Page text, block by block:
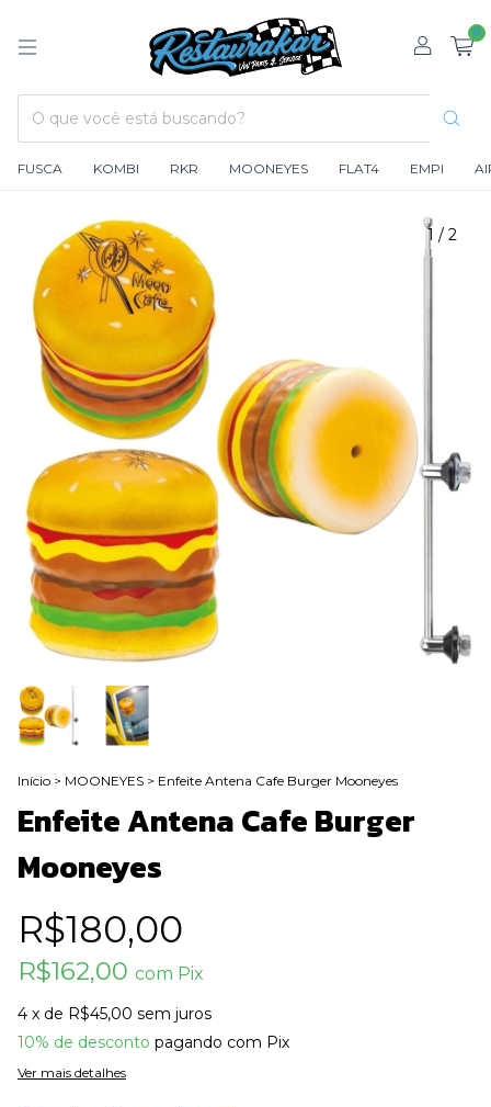
0
FUSCA KOMBI RKR MOONEYES FLAT4 EMPI
1 / 2
Início > MOONEYES > Enfeite Antena Cafe Burger Mooneyes
Enfeite Antena Cafe Burger
Mooneyes
R$180,00
R$162,00 com Pix
4 x de R$45,00 sem juros
10% de desconto pagando com Pix
Ver mais detalhes